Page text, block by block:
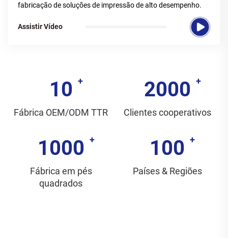
fabricação de soluções de impressão de alto desempenho.
Assistir Vídeo
10
Fábrica OEM/ODM TTR
2000
Clientes cooperativos
1000
Fábrica em pés
quadrados
100
Países & Regiões